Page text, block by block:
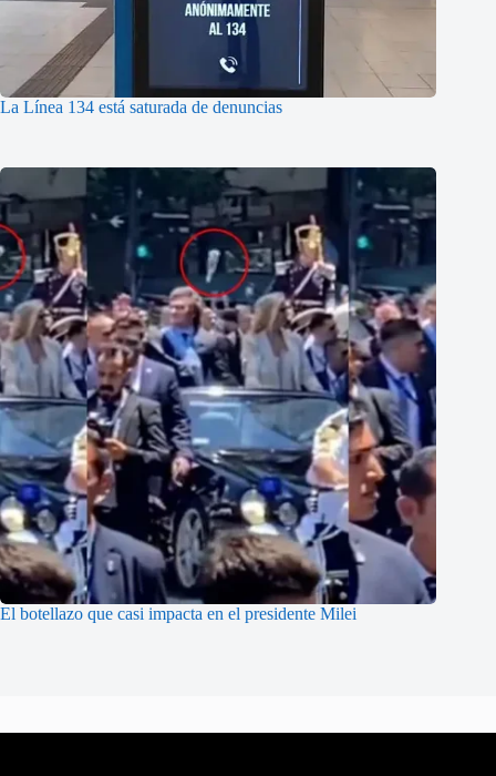
La Línea 134 está saturada de denuncias
El botellazo que casi impacta en el presidente Milei